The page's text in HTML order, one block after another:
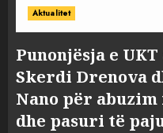
Aktualitet
Punonjësja e
Skerdi Drenova
Nano për
dhe pasuri të